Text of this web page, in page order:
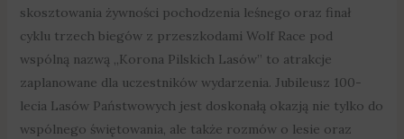
skosztowania żywności pochodzenia leśnego oraz finał
cyklu trzech biegów z przeszkodami Wolf Race pod
wspólną nazwą „Korona Pilskich Lasów” to atrakcje
zaplanowane dla uczestników wydarzenia. Jubileusz 100-
lecia Lasów Państwowych jest doskonałą okazją nie tylko do
wspólnego świętowania, ale także rozmów o lesie oraz